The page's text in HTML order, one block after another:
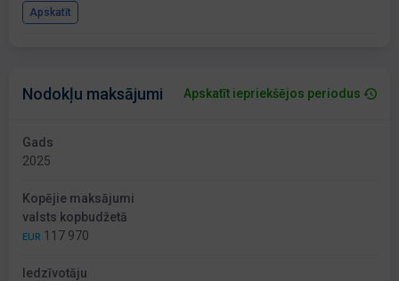
Apskatīt
Nodokļu maksājumi Apskatīt iepriekšējos periodus
Gads
2025
Kopējie maksājumi
valsts kopbudžetā
EUR 117 970
Iedzīvotāju